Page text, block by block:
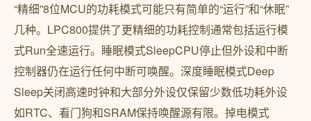
“精细”8位MCU的功耗模式可能只有简单的“运行”和“休眠”
几种。LPC800提供了更精细的功耗控制通常包括运行模
式Run全速运行。睡眠模式SleepCPU停止但外设和中断
控制器仍在运行任何中断可唤醒。深度睡眠模式Deep
Sleep关闭高速时钟和大部分外设仅保留少数低功耗外设
如RTC、看门狗和SRAM保持唤醒源有限。掉电模式